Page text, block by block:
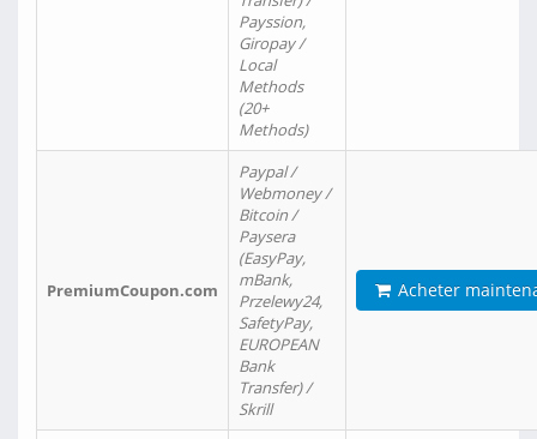
Payssion,
Giropay /
Local
Methods
(20+
Methods)
PremiumCoupon.com
Paypal /
Webmoney /
Bitcoin /
Paysera
(EasyPay,
mBank,
Przelewy24,
SafetyPay,
EUROPEAN
Bank
Transfer) /
Skrill
Acheter